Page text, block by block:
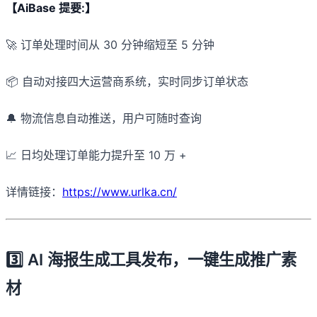
【AiBase 提要:】
🚀 订单处理时间从 30 分钟缩短至 5 分钟
📦 自动对接四大运营商系统，实时同步订单状态
🔔 物流信息自动推送，用户可随时查询
📈 日均处理订单能力提升至 10 万 +
详情链接： https://www.urlka.cn/
3️⃣ AI 海报生成工具发布，一键生成推广素
材